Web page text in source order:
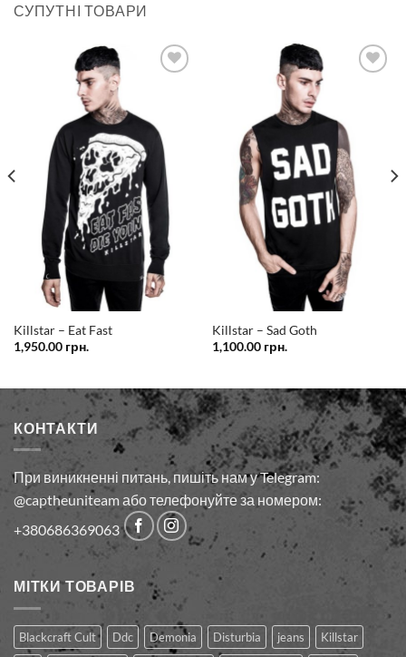
СУПУТНІ ТОВАРИ
список
бажань
Killstar – Eat Fast
1,950.00 грн.
список
бажань
Killstar – Sad Goth
1,100.00 грн.
КОНТАКТИ
При виникненні питань, пишіть нам у Telegram:
@captheuniteam або телефонуйте за номером:
+380686369063
МІТКИ ТОВАРІВ
Blackcraft Cult Ddc Demonia Disturbia jeans
Killstar